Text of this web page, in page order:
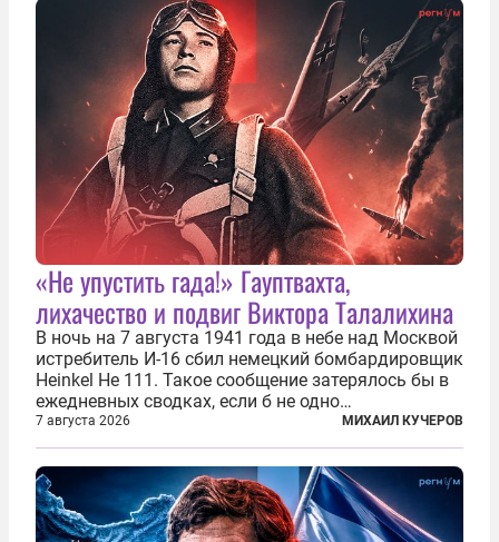
«Не упустить гада!» Гауптвахта,
лихачество и подвиг Виктора Талалихина
В ночь на 7 августа 1941 года в небе над Москвой
истребитель И-16 сбил немецкий бомбардировщик
Heinkel He 111. Такое сообщение затерялось бы в
ежедневных сводках, если б не одно
обстоятельство. Это был один из первых в
истории отечественной авиации ночных таранов.
У пилота — младшего лейтенанта...
7 августа 2026 МИХАИЛ КУЧЕРОВ